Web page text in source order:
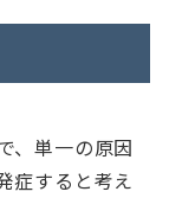
、単一の原因
症すると考え